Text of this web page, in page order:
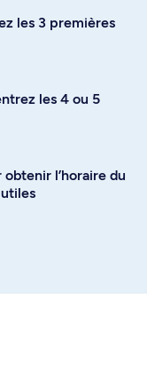
les 3 premières
les 4 ou 5
l’horaire du